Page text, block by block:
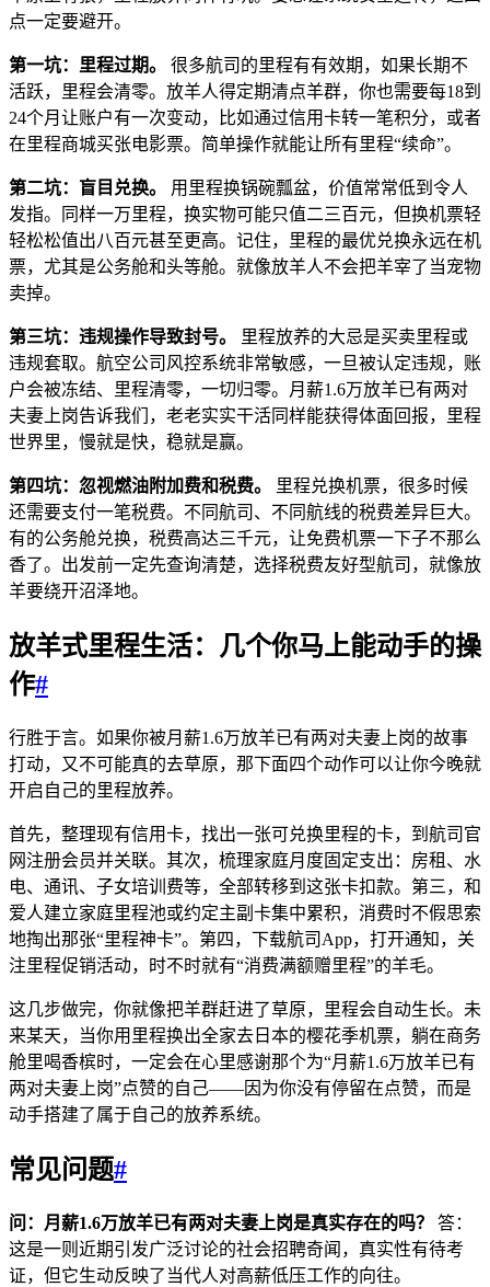
SYDNEY · INDEPENDENT · EST. 2026
点一定要避开。
第一坑：里程过期。
很多航司的里程有有效期，如果长期不
活跃，里程会清零。放羊人得定期清点羊群，你也需要每18到
24个月让账户有一次变动，比如通过信用卡转一笔积分，或者
在里程商城买张电影票。简单操作就能让所有里程“续命”。
第二坑：盲目兑换。
用里程换锅碗瓢盆，价值常常低到令人
发指。同样一万里程，换实物可能只值二三百元，但换机票轻
轻松松值出八百元甚至更高。记住，里程的最优兑换永远在机
票，尤其是公务舱和头等舱。就像放羊人不会把羊宰了当宠物
卖掉。
第三坑：违规操作导致封号。
里程放养的大忌是买卖里程或
违规套取。航空公司风控系统非常敏感，一旦被认定违规，账
户会被冻结、里程清零，一切归零。月薪1.6万放羊已有两对
夫妻上岗告诉我们，老老实实干活同样能获得体面回报，里程
世界里，慢就是快，稳就是赢。
第四坑：忽视燃油附加费和税费。
里程兑换机票，很多时候
还需要支付一笔税费。不同航司、不同航线的税费差异巨大。
有的公务舱兑换，税费高达三千元，让免费机票一下子不那么
香了。出发前一定先查询清楚，选择税费友好型航司，就像放
羊要绕开沼泽地。
放羊式里程生活：几个你马上能动手的操
作#
行胜于言。如果你被月薪1.6万放羊已有两对夫妻上岗的故事
打动，又不可能真的去草原，那下面四个动作可以让你今晚就
开启自己的里程放养。
首先，整理现有信用卡，找出一张可兑换里程的卡，到航司官
网注册会员并关联。其次，梳理家庭月度固定支出：房租、水
电、通讯、子女培训费等，全部转移到这张卡扣款。第三，和
爱人建立家庭里程池或约定主副卡集中累积，消费时不假思索
地掏出那张“里程神卡”。第四，下载航司App，打开通知，关
注里程促销活动，时不时就有“消费满额赠里程”的羊毛。
这几步做完，你就像把羊群赶进了草原，里程会自动生长。未
来某天，当你用里程换出全家去日本的樱花季机票，躺在商务
舱里喝香槟时，一定会在心里感谢那个为“月薪1.6万放羊已有
两对夫妻上岗”点赞的自己——因为你没有停留在点赞，而是
动手搭建了属于自己的放养系统。
常见问题#
问：月薪1.6万放羊已有两对夫妻上岗是真实存在的吗？
答：
这是一则近期引发广泛讨论的社会招聘奇闻，真实性有待考
证，但它生动反映了当代人对高薪低压工作的向往。